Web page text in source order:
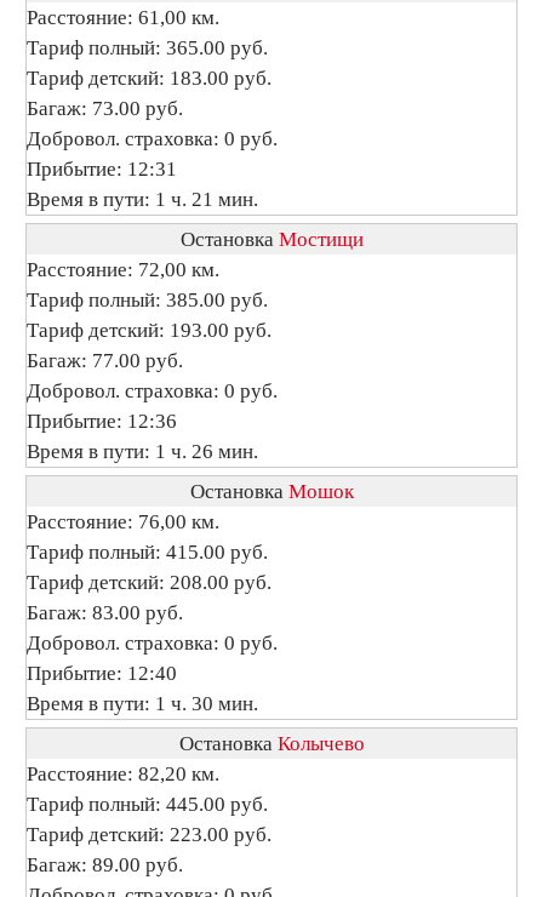
Расстояние: 61,00 км.
Тариф полный: 365.00 руб.
Тариф детский: 183.00 руб.
Багаж: 73.00 руб.
Добровол. страховка: 0 руб.
Прибытие: 12:31
Время в пути: 1 ч. 21 мин.
Остановка Мостищи
Расстояние: 72,00 км.
Тариф полный: 385.00 руб.
Тариф детский: 193.00 руб.
Багаж: 77.00 руб.
Добровол. страховка: 0 руб.
Прибытие: 12:36
Время в пути: 1 ч. 26 мин.
Остановка Мошок
Расстояние: 76,00 км.
Тариф полный: 415.00 руб.
Тариф детский: 208.00 руб.
Багаж: 83.00 руб.
Добровол. страховка: 0 руб.
Прибытие: 12:40
Время в пути: 1 ч. 30 мин.
Остановка Колычево
Расстояние: 82,20 км.
Тариф полный: 445.00 руб.
Тариф детский: 223.00 руб.
Багаж: 89.00 руб.